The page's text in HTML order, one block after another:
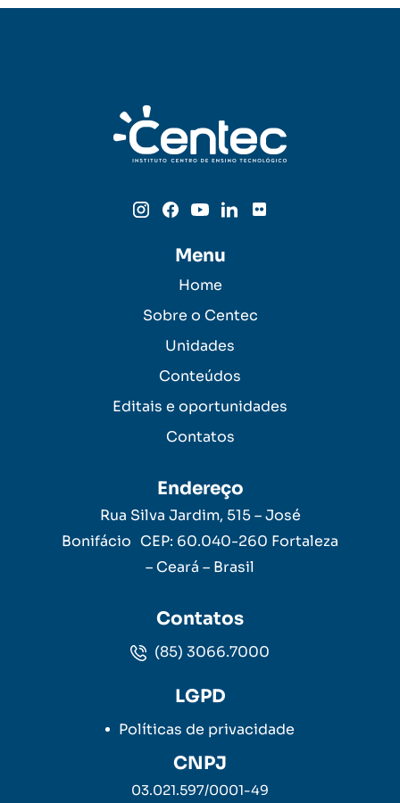
Menu
Home
Sobre o Centec
Unidades
Conteúdos
Editais e oportunidades
Contatos
Endereço
Rua Silva Jardim, 515 – José
Bonifácio CEP: 60.040-260 Fortaleza
– Ceará – Brasil
Contatos
(85) 3066.7000
LGPD
Políticas de privacidade
CNPJ
03.021.597/0001-49